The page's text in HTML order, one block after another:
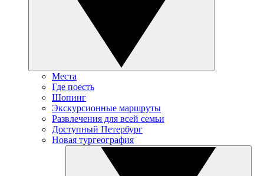
Места
Где поесть
Шопинг
Экскурсионные маршруты
Развлечения для всей семьи
Доступный Петербург
Новая тургеография